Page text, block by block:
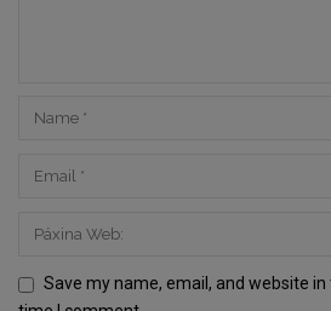
Save my name, email, and website